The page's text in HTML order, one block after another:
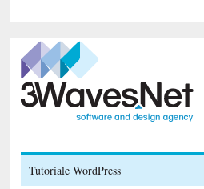
Tutoriale WordPress